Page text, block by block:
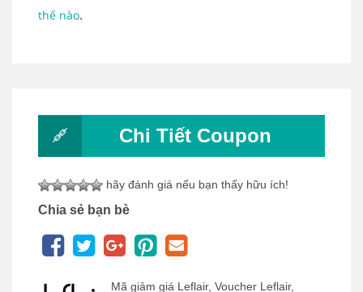
thế nào.
Chi Tiết Coupon
hãy đánh giá nếu bạn thấy hữu ích!
Chia sẻ bạn bè
Mã giảm giá Leflair, Voucher Leflair,